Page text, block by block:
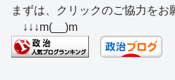
c
e
b
e
a
d
e
e
sk
y
まずは、クリックのご協力をお
↓↓↓m(__)m